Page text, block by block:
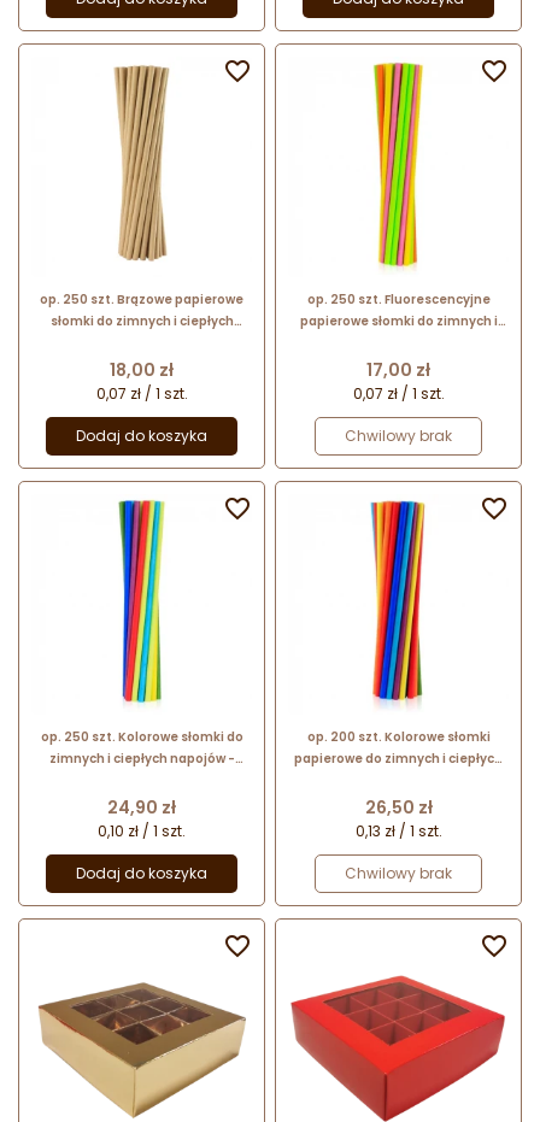
op. 250 szt. Brązowe papierowe
słomki do zimnych i ciepłych
mm x dł. 197 mm - GoDan
Cena
18,00 zł
0,07 zł / 1 szt.
Dodaj do koszyka

op. 250 szt. Fluorescencyjne
papierowe słomki do zimnych i
biodegradowalne - śr. 6 mm x dł.
197 mm - GoDan
Cena
17,00 zł
0,07 zł / 1 szt.
Chwilowy brak

op. 250 szt. Kolorowe słomki do
zimnych i ciepłych napojów -
śr. 6 mm x dł. 197 mm - GoDan
Cena
24,90 zł
0,10 zł / 1 szt.
Dodaj do koszyka

op. 200 szt. Kolorowe słomki
papierowe do zimnych i ciepłych
mm x dł. 252 mm - GoDan
Cena
26,50 zł
0,13 zł / 1 szt.
Chwilowy brak

 